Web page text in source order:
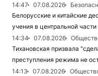
14:47
07.08.2026
Белорусские и китайские
учения в центральной
14:34
07.08.2026
Тихановская призвала
преступления режима не
14:13
07.08.2026